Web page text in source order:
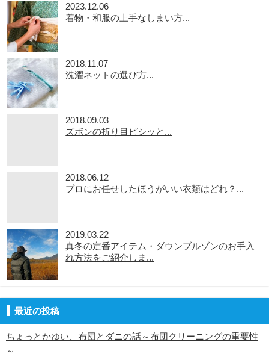
2023.12.06
着物・和服の上手なしまい方...
2018.11.07
洗濯ネットの選び方...
2018.09.03
ズボンの折り目ピシッと...
2018.06.12
プロにお任せしたほうがいい衣類はどれ？...
2019.03.22
真冬の定番アイテム・ダウンブルゾンのお手入
れ方法をご紹介しま...
最近の投稿
ちょっとかゆい、布団とダニの話～布団クリーニングの重要性
～